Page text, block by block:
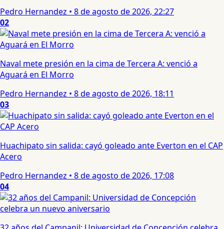
Pedro Hernandez • 8 de agosto de 2026, 22:27
02
Naval mete presión en la cima de Tercera A: venció a
Aguará en El Morro
Pedro Hernandez • 8 de agosto de 2026, 18:11
03
Huachipato sin salida: cayó goleado ante Everton en el CAP
Acero
Pedro Hernandez • 8 de agosto de 2026, 17:08
04